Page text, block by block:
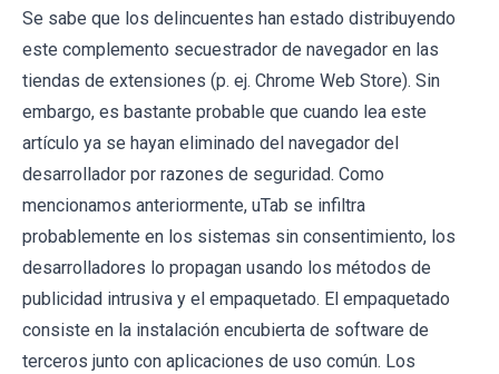
Se sabe que los delincuentes han estado distribuyendo
este complemento secuestrador de navegador en las
tiendas de extensiones (p. ej. Chrome Web Store). Sin
embargo, es bastante probable que cuando lea este
artículo ya se hayan eliminado del navegador del
desarrollador por razones de seguridad. Como
mencionamos anteriormente, uTab se infiltra
probablemente en los sistemas sin consentimiento, los
desarrolladores lo propagan usando los métodos de
publicidad intrusiva y el empaquetado. El empaquetado
consiste en la instalación encubierta de software de
terceros junto con aplicaciones de uso común. Los